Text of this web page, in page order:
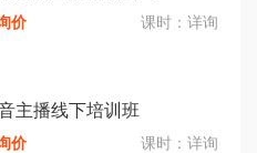
价 课时： 详询
主播线下培训班
价 课时： 详询